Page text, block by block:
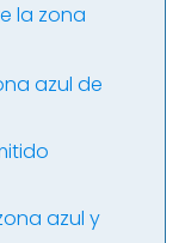
la zona
azul de
azul y